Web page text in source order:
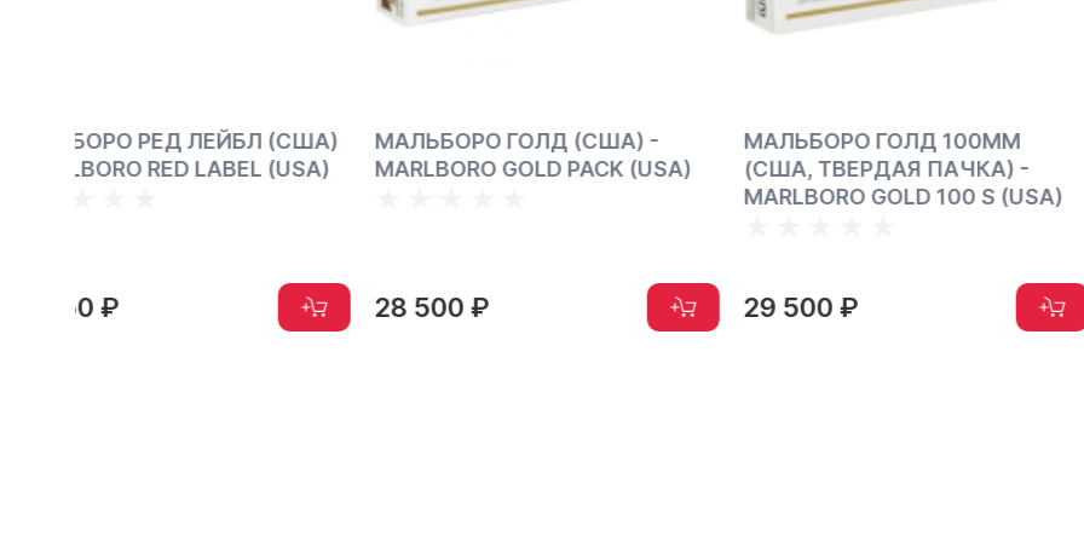
МАЛЬБОРО ГОЛД (США) -
MARLBORO GOLD PACK (USA)
28 500 ₽
МАЛЬБОРО ГОЛД 100ММ
(США, ТВЕРДАЯ ПАЧКА) -
MARLBORO GOLD 100 S (USA)
29 500 ₽
МАЛЬБОРО БЛЭНД № 27
(США) - МАRLBORO
(USA)
22 650 ₽